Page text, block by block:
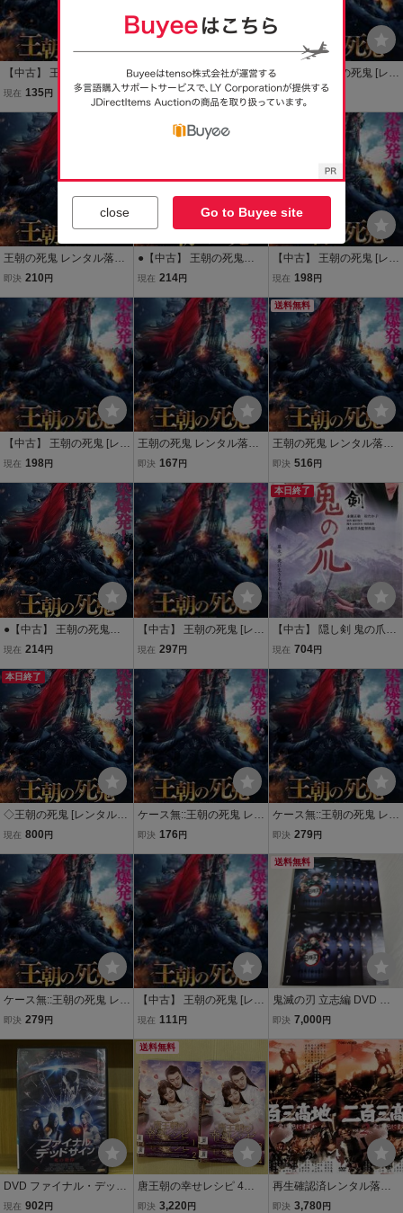
【中古】 王朝の死鬼 [レン
タル落ち] [DVD]
現在 135円
【中古】 王朝の死鬼 [レン
タル落ち] [DVD]
現在 135円
【中古】 王朝の死鬼 [レン
タル落ち] [DVD]
現在 480 円
王朝の死鬼 レンタル落ち
中古 DVD
即決 210 円
●【中古】 王朝の死鬼
【字幕】 [レンタル落ち]
現在 214円
【中古】 王朝の死鬼 [レン
タル落ち] [DVD]
現在 198円
【中古】 王朝の死鬼 [レン
タル落ち] [DVD]
現在 198円
王朝の死鬼 レンタル落ち
中古 DVD
即決 167 円
送料無料
王朝の死鬼 レンタル落ち
中古 DVD
即決 516 円
●【中古】 王朝の死鬼
【字幕】 [レンタル落ち]
現在 214円
【中古】 王朝の死鬼 [レン
タル落ち] [DVD]
現在 297 円
本日終了
【中古】 隠し剣 鬼の爪
[レンタル落ち] [DVD]
現在 704円
本日終了
◇王朝の死鬼 [レンタル落
ち]/ATVD20371
現在 800 円
ケース無::王朝の死鬼 レン
タル落ち 中古 DVD
即決 176 円
ケース無::王朝の死鬼 レン
タル落ち 中古 DVD
即決 279円
ケース無::王朝の死鬼 レン
タル落ち 中古 DVD
即決 279円
【中古】 王朝の死鬼 [レン
タル落ち] [DVD]
現在 111円
送料無料
鬼滅の刃 立志編 DVD 全
巻セット 1〜11巻 レンタ
即決 7,000 円
DVD ファイナル・デッド
サイン 死の刻印 レンタル
現在 902 円
送料無料
唐王朝の幸せレシピ 4巻
全巻セット 管理番号2943
即決 3,220 円
再生確認済レンタル落ち
DVD「ドラマ 二百三高地
即決 3,780 円
close Go to Buyee site